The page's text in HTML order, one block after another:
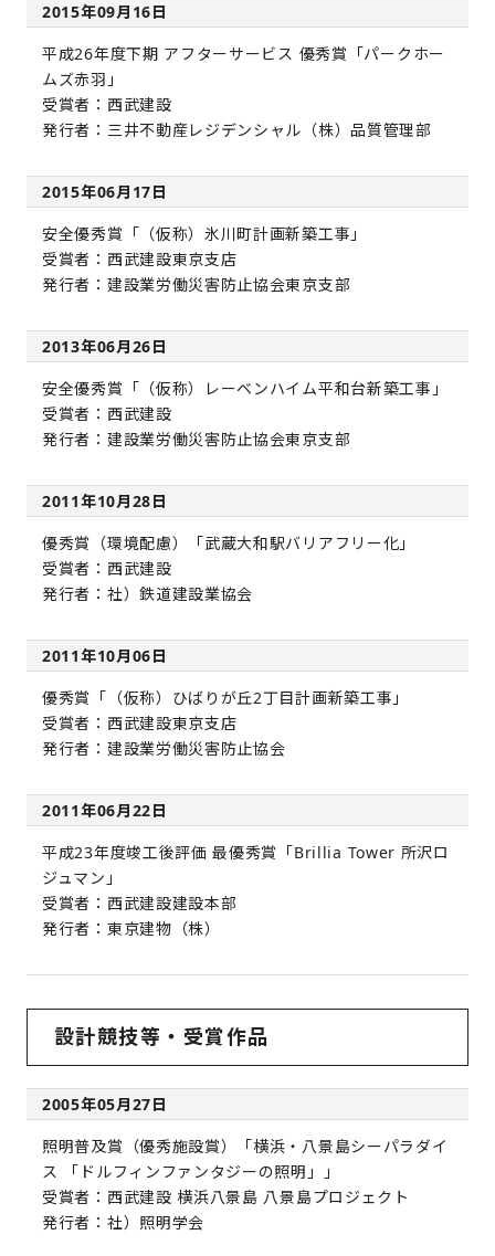
2015年09月16日
平成26年度下期 アフターサービス 優秀賞「パークホー
ムズ赤羽」
受賞者：西武建設
発行者：三井不動産レジデンシャル（株）品質管理部
2015年06月17日
安全優秀賞「（仮称）氷川町計画新築工事」
受賞者：西武建設東京支店
発行者：建設業労働災害防止協会東京支部
2013年06月26日
安全優秀賞「（仮称）レーベンハイム平和台新築工事」
受賞者：西武建設
発行者：建設業労働災害防止協会東京支部
2011年10月28日
優秀賞（環境配慮）「武蔵大和駅バリアフリー化」
受賞者：西武建設
発行者：社）鉄道建設業協会
2011年10月06日
優秀賞「（仮称）ひばりが丘2丁目計画新築工事」
受賞者：西武建設東京支店
発行者：建設業労働災害防止協会
2011年06月22日
平成23年度竣工後評価 最優秀賞「Brillia Tower 所沢ロ
ジュマン」
受賞者：西武建設建設本部
発行者：東京建物（株）
設計競技等・受賞作品
2005年05月27日
照明普及賞（優秀施設賞）「横浜・八景島シーパラダイ
ス 「ドルフィンファンタジーの照明」」
受賞者：西武建設 横浜八景島 八景島プロジェクト
発行者：社）照明学会